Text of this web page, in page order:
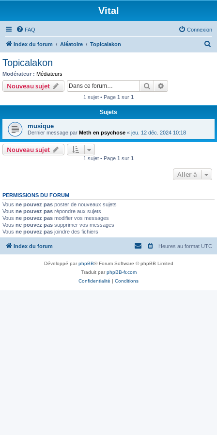
Vital
FAQ Connexion
Index du forum Aléatoire Topicalakon
Topicalakon
Modérateur : Médiateurs
Nouveau sujet Rechercher
1 sujet • Page 1 sur 1
Sujets
musique
Dernier message par Meth en psychose « jeu. 12 déc. 2024 10:18
Nouveau sujet
1 sujet • Page 1 sur 1
Aller à
PERMISSIONS DU FORUM
Vous ne pouvez pas poster de nouveaux sujets
Vous ne pouvez pas répondre aux sujets
Vous ne pouvez pas modifier vos messages
Vous ne pouvez pas supprimer vos messages
Vous ne pouvez pas joindre des fichiers
Index du forum Heures au format UTC
Développé parphpBB® Forum Software © phpBB Limited
Traduit parphpBB-fr.com
Confidentialité | Conditions